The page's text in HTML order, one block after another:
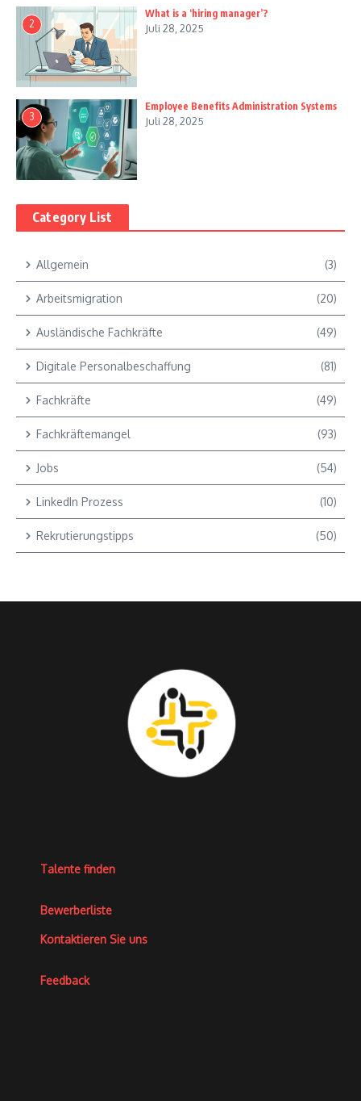
2
What is a ‘hiring manager’?
Juli 28, 2025
3
Employee Benefits Administration Systems
Juli 28, 2025
Category List
Allgemein (3)
Arbeitsmigration (20)
Ausländische Fachkräfte (49)
Digitale Personalbeschaffung (81)
Fachkräfte (49)
Fachkräftemangel (93)
Jobs (54)
LinkedIn Prozess (10)
Rekrutierungstipps (50)
Talente finden
Bewerberliste
Kontaktieren Sie uns
Feedback